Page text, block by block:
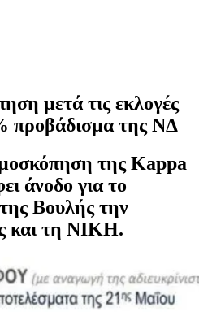
μετά τις εκλογές
προβάδισμα της ΝΔ
της Kappa
άνοδο για το
Βουλής την
και τη ΝΙΚΗ.